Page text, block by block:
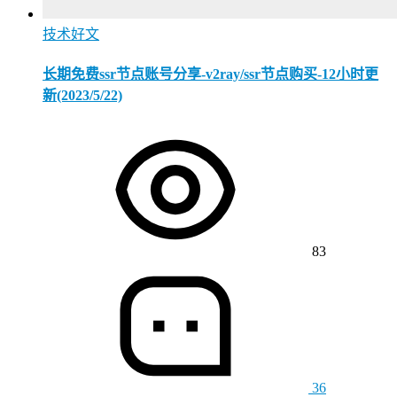
技术好文
长期免费ssr节点账号分享-v2ray/ssr节点购买-12小时更
新(2023/5/22)
83
36